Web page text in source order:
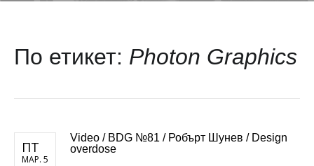
По етикет: Photon Graphics
ПТ
МАР. 5
Video / BDG №81 / Робърт Шунев / Design
overdose